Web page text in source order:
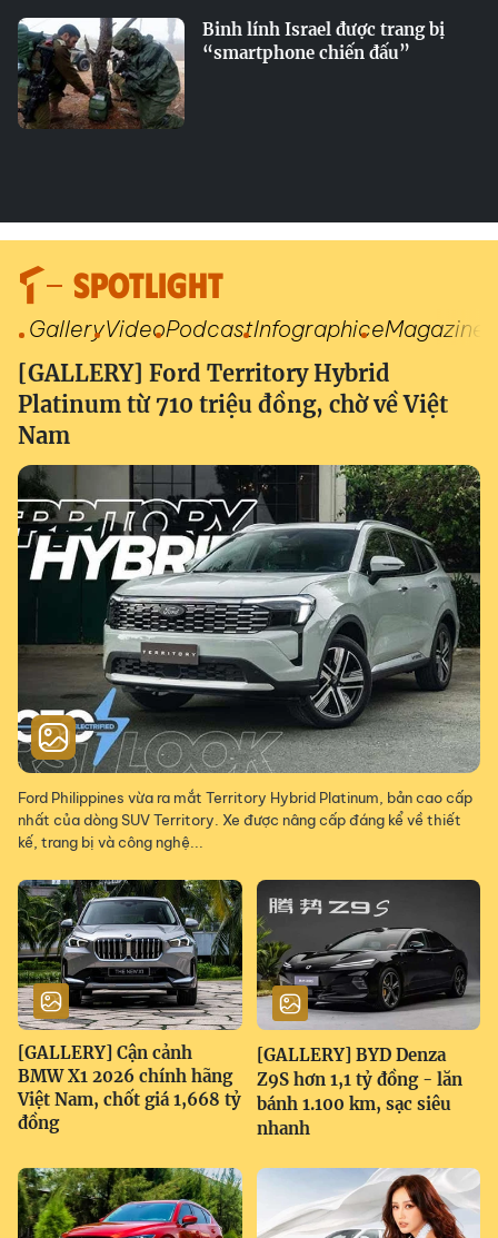
Binh lính Israel được trang bị
“smartphone chiến đấu”
SPOTLIGHT
GalleryVideoPodcastInfographiceMagazine
[GALLERY] Ford Territory Hybrid
Platinum từ 710 triệu đồng, chờ về Việt
Nam
Ford Philippines vừa ra mắt Territory Hybrid Platinum, bản cao cấp
nhất của dòng SUV Territory. Xe được nâng cấp đáng kể về thiết
kế, trang bị và công nghệ...
[GALLERY] Cận cảnh
BMW X1 2026 chính hãng
Việt Nam, chốt giá 1,668 tỷ
đồng
[GALLERY] BYD Denza
Z9S hơn 1,1 tỷ đồng - lăn
bánh 1.100 km, sạc siêu
nhanh